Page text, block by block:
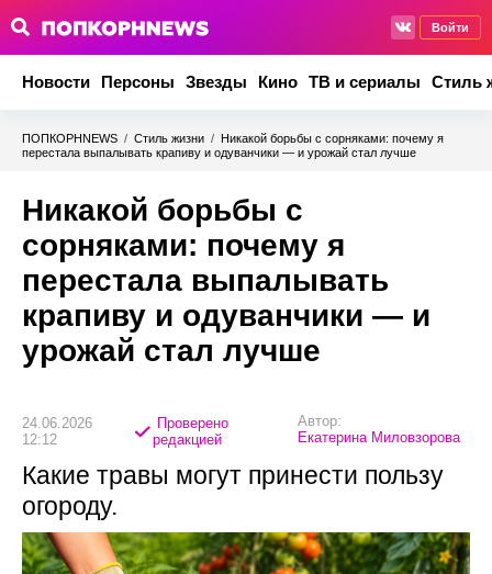
Войти
Новости Персоны Звезды Кино ТВ и сериалы Стиль
ПОПКОРНNEWS / Стиль жизни / Никакой борьбы с сорняками: почему я
перестала выпалывать крапиву и одуванчики — и урожай стал лучше
Никакой борьбы с
сорняками: почему я
перестала выпалывать
крапиву и одуванчики — и
урожай стал лучше
24.06.2026
12:12
Проверено
редакцией
Автор:
Екатерина Миловзорова
Какие травы могут принести пользу
огороду.